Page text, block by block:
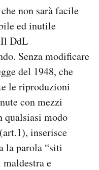
non sarà facile
ed inutile
DdL
Senza modificare
del 1948, che
le riproduzioni
con mezzi
modo
inserisce
la parola “siti
maldestra e